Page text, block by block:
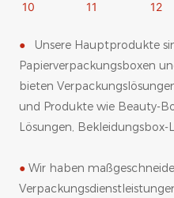
●
Unsere Hauptprodukte
Papierverpackungsboxen
bieten
und Produkte wie Beauty-
Lösungen, Bekleidungsbox-
● Wir haben